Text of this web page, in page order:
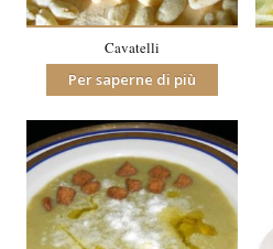
Cavatelli
Per saperne di più